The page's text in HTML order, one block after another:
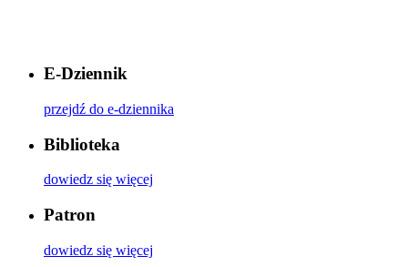
E-Dziennik
przejdź do e-dziennika
Biblioteka
dowiedz się więcej
Patron
dowiedz się więcej